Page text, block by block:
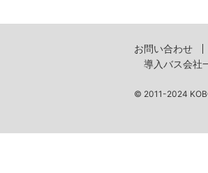
お問い合わせ
導入バス会社
© 2011-2024